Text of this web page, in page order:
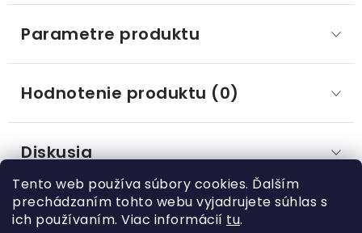
Tento web používa súbory cookies. Ďalším
prechádzaním tohto webu vyjadrujete súhlas s
ich používaním. Viac informácií tu.
Parametre produktu
Hodnotenie produktu (0)
Diskusia